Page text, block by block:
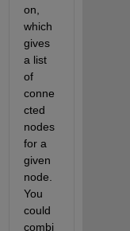
on,
which
gives
a list
of
conne
cted
nodes
for a
given
node.
You
could
combi